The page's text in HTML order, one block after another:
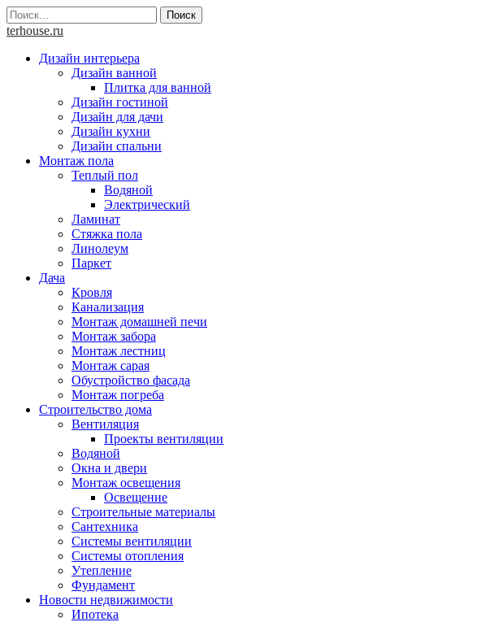
Skip
to
Найти:
terhouse.ru
Дизайн интерьера
Дизайн ванной
Плитка для ванной
Дизайн гостиной
Дизайн для дачи
Дизайн кухни
Дизайн спальни
Монтаж пола
Теплый пол
Водяной
Электрический
Ламинат
Стяжка пола
Линолеум
Паркет
Дача
Кровля
Канализация
Монтаж домашней печи
Монтаж забора
Монтаж лестниц
Монтаж сарая
Обустройство фасада
Монтаж погреба
Строительство дома
Вентиляция
Проекты вентиляции
Водяной
Окна и двери
Монтаж освещения
Освещение
Строительные материалы
Сантехника
Системы вентиляции
Системы отопления
Утепление
Фундамент
Новости недвижимости
Ипотека